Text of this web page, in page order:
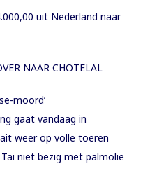
uit Nederland naar
NAAR CHOTELAL
moord’
gaat vandaag in
weer op volle toeren
niet bezig met palmolie